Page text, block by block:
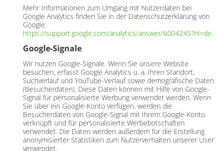
Mehr Informationen zum Umgang mit Nutzerdaten bei
Google Analytics finden Sie in der Datenschutzerklärung von
Google:
https://support.google.com/analytics/answer/6004245?hl=de.
Google-Signale
Wir nutzen Google-Signale. Wenn Sie unsere Website
besuchen, erfasst Google Analytics u. a. Ihren Standort,
Suchverlauf und YouTube-Verlauf sowie demografische Daten
(Besucherdaten). Diese Daten können mit Hilfe von Google-
Signal für personalisierte Werbung verwendet werden. Wenn
Sie über ein Google-Konto verfügen, werden die
Besucherdaten von Google-Signal mit Ihrem Google-Konto
verknüpft und für personalisierte Werbebotschaften
verwendet. Die Daten werden außerdem für die Erstellung
anonymisierter Statistiken zum Nutzerverhalten unserer User
verwendet.